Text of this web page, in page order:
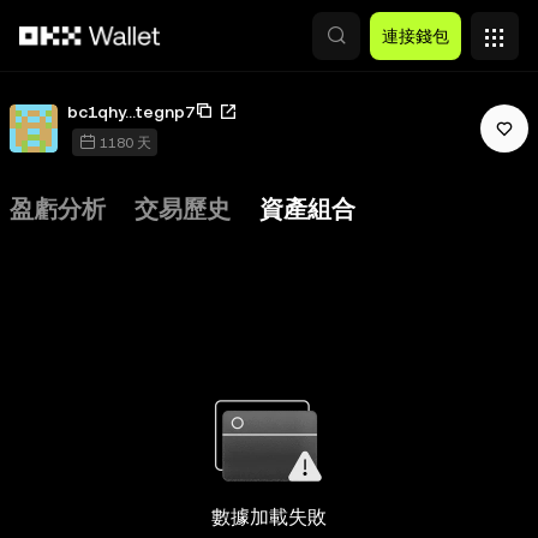
連接錢包
bc1qhy...tegnp7
1180 天
盈虧分析 交易歷史 資產組合
數據加載失敗